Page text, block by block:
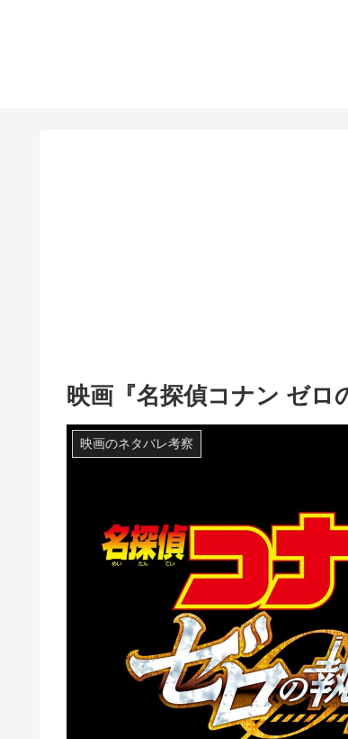
映画『名探偵コナン ゼロ
映画のネタバレ考察